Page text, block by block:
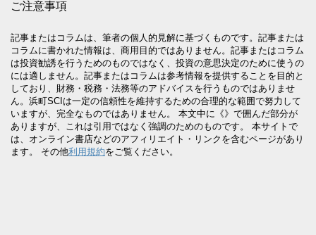
ご注意事項
記事またはコラムは、筆者の個人的見解に基づくものです。記事または
コラムに書かれた情報は、商用目的ではありません。記事またはコラム
は投資勧誘を行うためのものではなく、投資の意思決定のために使うの
には適しません。記事またはコラムは参考情報を提供することを目的と
しており、財務・税務・法務等のアドバイスを行うものではありませ
ん。浜町SCIは一定の信頼性を維持するための合理的な範囲で努力して
いますが、完全なものではありません。 本文中に《》で囲んだ部分が
ありますが、これは引用ではなく強調のためのものです。 本サイトで
は、オンライン書店などのアフィリエイト・リンクを含むページがあり
ます。 その他利用規約をご覧ください。